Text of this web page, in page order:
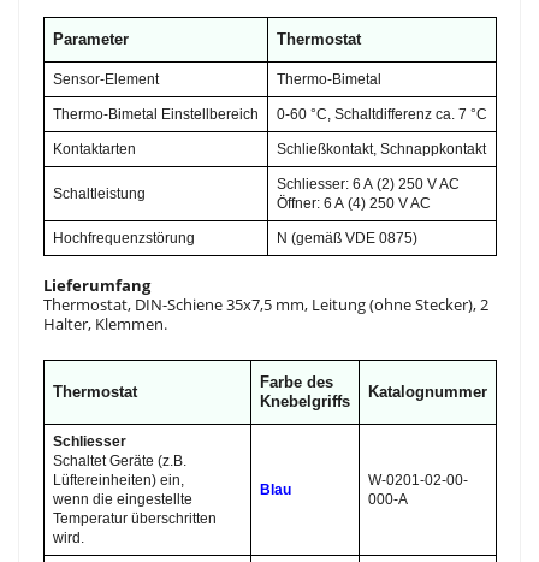
Parameter Thermostat
Sensor-Element Thermo-Bimetal
Thermo-Bimetal Einstellbereich 0-60 °C, Schaltdifferenz ca. 7 °C
Kontaktarten Schließkontakt, Schnappkontakt
Schaltleistung
Schliesser: 6 A (2) 250 V AC
Öffner: 6 A (4) 250 V AC
Hochfrequenzstörung N (gemäß VDE 0875)
Lieferumfang
Thermostat, DIN-Schiene 35x7,5 mm, Leitung (ohne Stecker), 2
Halter, Klemmen.
Thermostat
Farbe des
Knebelgriffs
Katalognummer
Schliesser
Schaltet Geräte (z.B.
Lüftereinheiten) ein,
wenn die eingestellte
Temperatur überschritten
wird.
Blau
W-0201-02-00-
000-A